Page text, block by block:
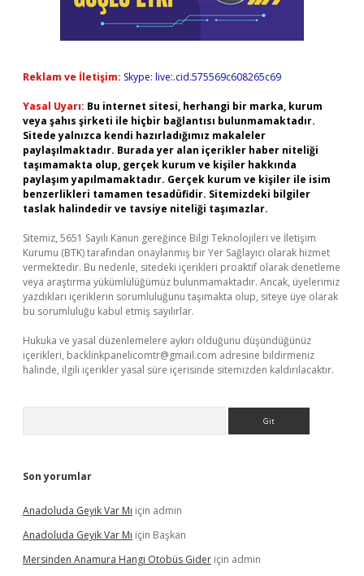
Reklam ve İletişim: Skype: live:.cid.575569c608265c69
Yasal Uyarı: Bu internet sitesi, herhangi bir marka, kurum
veya şahıs şirketi ile hiçbir bağlantısı bulunmamaktadır.
Sitede yalnızca kendi hazırladığımız makaleler
paylaşılmaktadır. Burada yer alan içerikler haber niteliği
taşımamakta olup, gerçek kurum ve kişiler hakkında
paylaşım yapılmamaktadır. Gerçek kurum ve kişiler ile isim
benzerlikleri tamamen tesadüfidir. Sitemizdeki bilgiler
taslak halindedir ve tavsiye niteliği taşımazlar.
Sitemiz, 5651 Sayılı Kanun gereğince Bilgi Teknolojileri ve İletişim
Kurumu (BTK) tarafından onaylanmış bir Yer Sağlayıcı olarak hizmet
vermektedir. Bu nedenle, sitedeki içerikleri proaktif olarak denetleme
veya araştırma yükümlülüğümüz bulunmamaktadır. Ancak, üyelerimiz
yazdıkları içeriklerin sorumluluğunu taşımakta olup, siteye üye olarak
bu sorumluluğu kabul etmiş sayılırlar.
Hukuka ve yasal düzenlemelere aykırı olduğunu düşündüğünüz
içerikleri, backlinkpanelicomtr@gmail.com adresine bildirmeniz
halinde, ilgili içerikler yasal süre içerisinde sitemizden kaldırılacaktır.
Son yorumlar
Anadoluda Geyik Var Mı için admin
Anadoluda Geyik Var Mı için Başkan
Mersinden Anamura Hangi Otobüs Gider için admin